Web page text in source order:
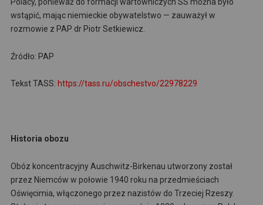
wstąpić, mając niemieckie obywatelstwo — zauważył w
rozmowie z PAP dr Piotr Setkiewicz.
Źródło: PAP
Tekst TASS: https://tass.ru/obschestvo/22978229
Historia obozu
Obóz koncentracyjny Auschwitz-Birkenau utworzony został
przez Niemców w połowie 1940 roku na przedmieściach
Oświęcimia, włączonego przez nazistów do Trzeciej Rzeszy.